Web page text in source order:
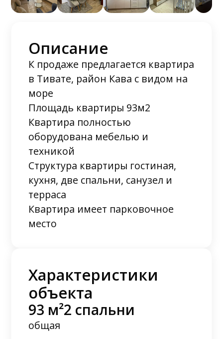
Описание
К продаже предлагается квартира
в Тивате, район Кава с видом на
море
Площадь квартиры 93м2
Квартира полностью
оборудована мебелью и
техникой
Структура квартиры гостиная,
кухня, две спальни, санузел и
терраса
Квартира имеет парковочное
место
Характеристики
объекта
93 м²
общая
2 спальни